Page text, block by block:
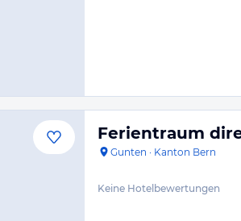
Ferientraum
Gunten · Kanton Bern
Keine Hotelbewertungen